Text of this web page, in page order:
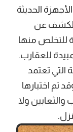
الحديثة
عن
للتخلص منها
للعقارب.
التي تعتمد
تم اختبارها
والثعابين ولا